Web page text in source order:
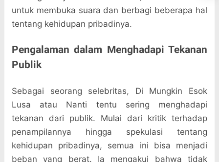
untuk membuka suara dan berbagi beberapa hal
tentang kehidupan pribadinya.
Pengalaman dalam Menghadapi Tekanan
Publik
Sebagai seorang selebritas, Di Mungkin Esok
Lusa atau Nanti tentu sering menghadapi
tekanan dari publik. Mulai dari kritik terhadap
penampilannya hingga spekulasi tentang
kehidupan pribadinya, semua ini bisa menjadi
beban yang berat. Ia mengakui bahwa tidak